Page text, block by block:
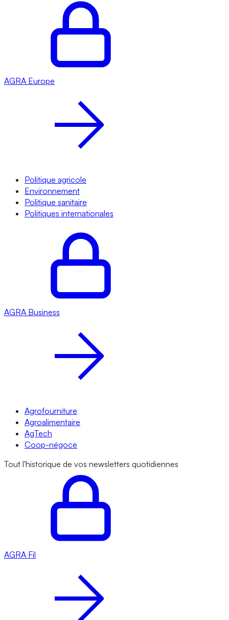
AGRA Europe
Politique agricole
Environnement
Politique sanitaire
Politiques internationales
AGRA Business
Agrofourniture
Agroalimentaire
AgTech
Coop-négoce
Tout l'historique de vos newsletters quotidiennes
AGRA Fil